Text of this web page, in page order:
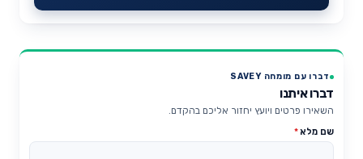
דברו עם מומחה SAVEY
דברו איתנו
השאירו פרטים ויועץ יחזור אליכם בהקדם.
שם מלא*